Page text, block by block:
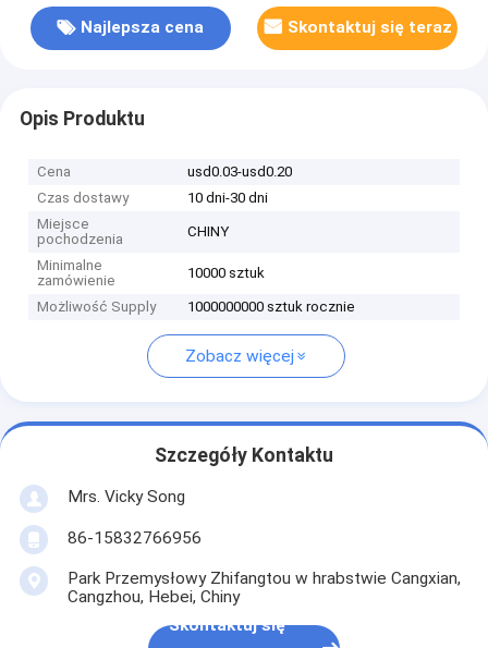
Najlepsza cena Skontaktuj się teraz
Opis Produktu
Cena
usd0.03-usd0.20
Czas dostawy
10 dni-30 dni
Miejsce
pochodzenia
CHINY
Minimalne
zamówienie
10000 sztuk
Możliwość Supply 1000000000 sztuk rocznie
Zobacz więcej
Szczegóły Kontaktu
Mrs. Vicky Song
86-15832766956
Park Przemysłowy Zhifangtou w hrabstwie Cangxian,
Cangzhou, Hebei, Chiny
Skontaktuj się